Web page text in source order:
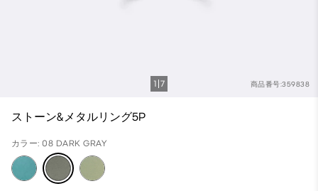
商品番号:359838
1 7
ストーン&メタルリング5P
カラー: 08 DARK GRAY